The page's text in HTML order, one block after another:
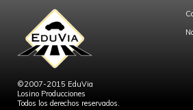
©2007-2015 EduVia
Losino Producciones
Todos los derechos reservados.